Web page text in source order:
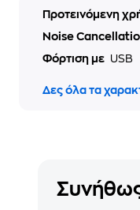
Προτεινόμενη
Noise
Φόρτιση με USB
Δες όλα τα
Συνήθως